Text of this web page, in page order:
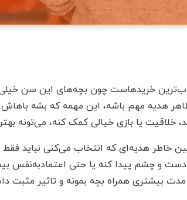
خریدهاست چون بچه‌های این سن خیلی
هدیه مهم باشه، این مهمه که بشه باهاش
یا بازی خیالی کمک کنه، می‌تونه
خاطر هدیه‌ای که انتخاب می‌کنی نباید
دست و چشم پیدا کنه یا حتی اعتمادبه‌نفس
بیشتری همراه بچه بمونه و تاثیر مثبت